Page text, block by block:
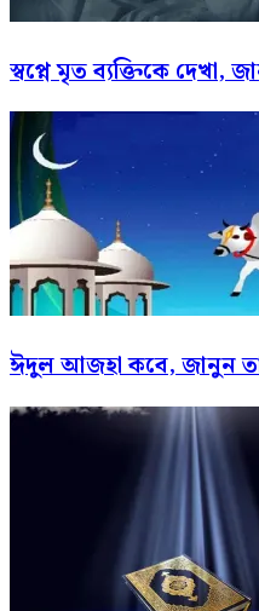
স্বপ্নে মৃত ব্যক্তিকে দেখা,
ঈদুল আজহা কবে, জানুন